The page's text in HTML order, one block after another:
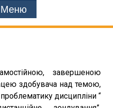
Меню
завершеною
здобувача над темою,
дисципліни “